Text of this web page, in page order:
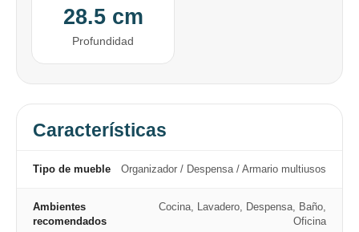
28.5 cm
Profundidad
Características
Tipo de mueble Organizador / Despensa / Armario multiusos
Ambientes
recomendados
Cocina, Lavadero, Despensa, Baño,
Oficina